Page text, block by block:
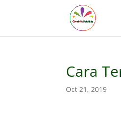
Cara
Oct 21, 2019